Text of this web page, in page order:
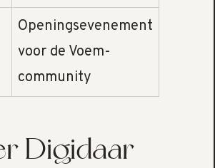
Openingsevenement
voor de Voem-
community
Digidaar